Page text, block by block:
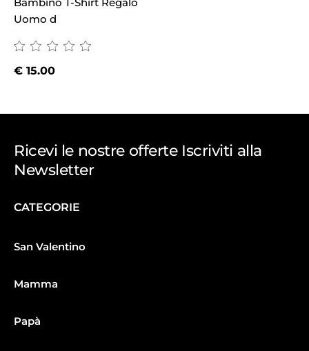
Uomo d
€15.00
Ricevi le nostre offerte Iscriviti alla
Newsletter
CATEGORIE
San Valentino
Mamma
Papà